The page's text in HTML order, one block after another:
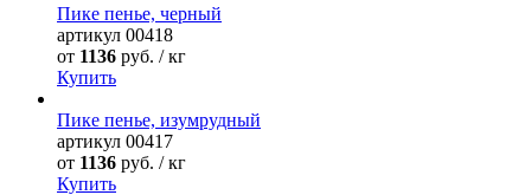
Пике пенье, черный
артикул 00418
от 1136 руб. / кг
Купить
Пике пенье, изумрудный
артикул 00417
от 1136 руб. / кг
Купить